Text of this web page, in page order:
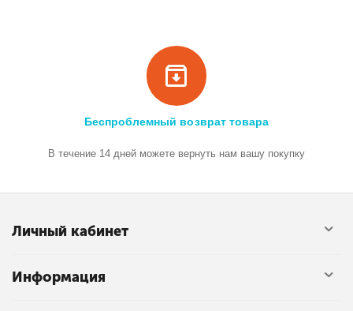
Беспроблемный возврат товара
В течение 14 дней можете вернуть нам вашу покупку
Личный кабинет
Информация